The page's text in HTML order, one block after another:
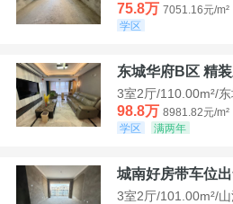
75.8万 7051.16元/m²
学区
东城华府B区 精
3室2厅/110.00m²/
98.8万 8981.82元/m²
学区
满两年
城南好房带车位
3室2厅/101.00m²/